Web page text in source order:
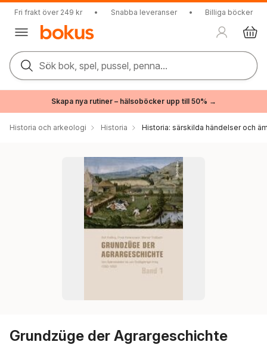
Fri frakt över 249 kr • Snabba leveranser • Billiga böcker
Sök bok, spel, pussel, penna...
Skapa nya rutiner – hälsoböcker upp till 50% →
Historia och arkeologi Historia Historia: särskilda händelser och
Grundzüge der Agrargeschichte